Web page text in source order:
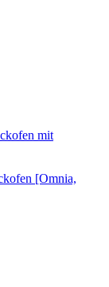
mit
[Omnia,